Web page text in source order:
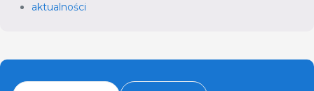
aktualności